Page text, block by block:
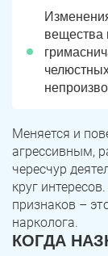
вещества
Меняется и
агрессивным,
чересчур
круг
признаков –
нарколога.
КОГДА